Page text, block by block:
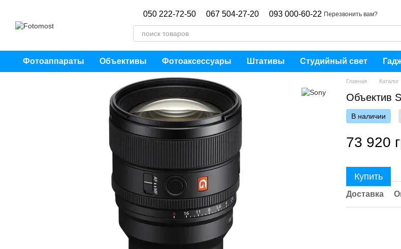
050 222-72-50 067 504-27-20 093 000-60-22 Перезвонить вам?
Фотоаппараты Объективы Фотоаксессуары Штативы Студийный свет
Главная Каталог
Объектив
В наличии
73 920
Купить
Доставка